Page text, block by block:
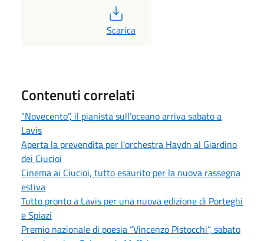
PDF
Scarica
Contenuti correlati
“Novecento”, il pianista sull’oceano arriva sabato a
Lavis
Aperta la prevendita per l'orchestra Haydn al Giardino
dei Ciucioi
Cinema ai Ciucioi, tutto esaurito per la nuova rassegna
estiva
Tutto pronto a Lavis per una nuova edizione di Porteghi
e Spiazi
Premio nazionale di poesia “Vincenzo Pistocchi”, sabato